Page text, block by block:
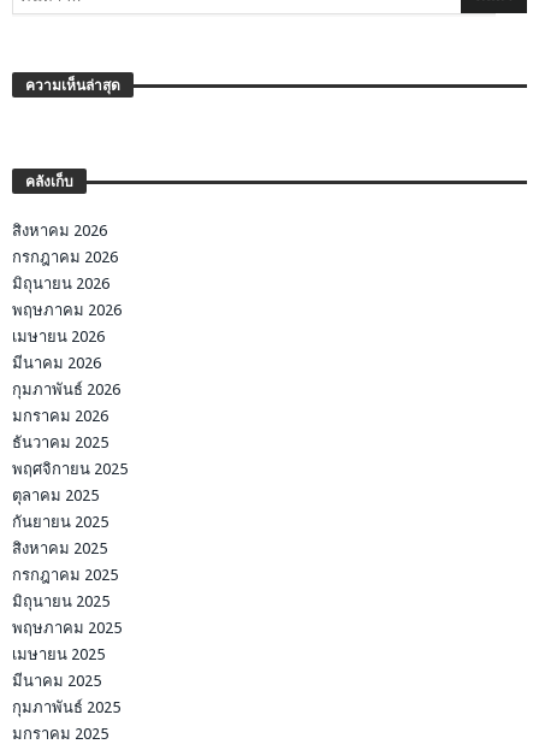
ความเห็นล่าสุด
คลังเก็บ
สิงหาคม 2026
กรกฎาคม 2026
มิถุนายน 2026
พฤษภาคม 2026
เมษายน 2026
มีนาคม 2026
กุมภาพันธ์ 2026
มกราคม 2026
ธันวาคม 2025
พฤศจิกายน 2025
ตุลาคม 2025
กันยายน 2025
สิงหาคม 2025
กรกฎาคม 2025
มิถุนายน 2025
พฤษภาคม 2025
เมษายน 2025
มีนาคม 2025
กุมภาพันธ์ 2025
มกราคม 2025